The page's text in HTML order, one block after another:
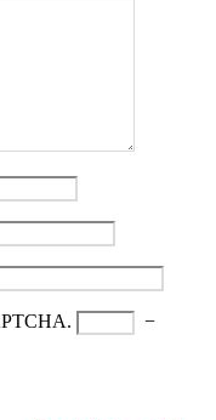
−